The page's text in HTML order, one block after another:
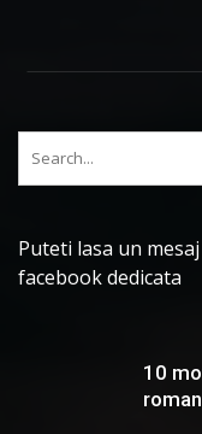
Puteti lasa un
facebook dedicata
10